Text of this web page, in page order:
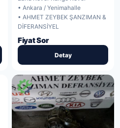
• Ankara / Yenimahalle
• AHMET ZEYBEK ŞANZIMAN &
DİFERANSİYEL
Fiyat Sor
Detay